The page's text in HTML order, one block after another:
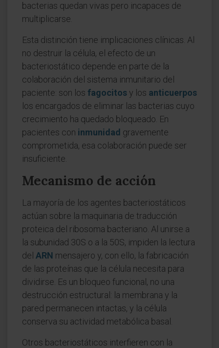
bacterias quedan vivas pero incapaces de
multiplicarse.
Esta distinción tiene implicaciones clínicas. Al
no destruir la célula, el efecto de un
bacteriostático depende en parte de la
colaboración del sistema inmunitario del
paciente: son los fagocitosy los anticuerpos
los encargados de eliminar las bacterias cuyo
crecimiento ha quedado bloqueado. En
pacientes con inmunidad gravemente
comprometida, esa colaboración puede ser
insuficiente.
Mecanismo de acción
La mayoría de los agentes bacteriostáticos
actúan sobre la maquinaria de traducción
proteica del ribosoma bacteriano. Al unirse a
la subunidad 30S o a la 50S, impiden la lectura
del ARN mensajero y, con ello, la fabricación
de las proteínas que la célula necesita para
dividirse. Es un bloqueo funcional, no una
destrucción estructural: la membrana y la
pared permanecen intactas, y la célula
conserva su actividad metabólica basal.
Otros bacteriostáticos interfieren con la